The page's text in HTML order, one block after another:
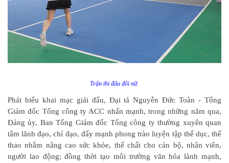
Trận thi đấu đôi nữ.
Phát biểu khai mạc giải đấu, Đại tá Nguyễn Đức Toàn - Tổng
Giám đốc Tổng công ty ACC nhấn mạnh, trong những năm qua,
Đảng ủy, Ban Tổng Giám đốc Tổng công ty thường xuyên quan
tâm lãnh đạo, chỉ đạo, đẩy mạnh phong trào luyện tập thể dục, thể
thao nhằm nâng cao sức khỏe, thể chất cho cán bộ, nhân viên,
người lao động; đồng thời tạo môi trường văn hóa lành mạnh,